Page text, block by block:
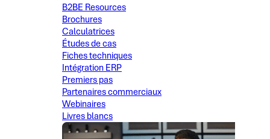
B2BE Resources
Brochures
Calculatrices
Études de cas
Fiches techniques
Intégration ERP
Premiers pas
Partenaires commerciaux
Webinaires
Livres blancs